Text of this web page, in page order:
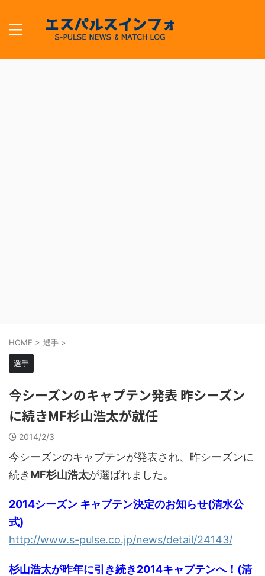
HOME > 選手 >
選手
今シーズンのキャプテン発表 昨シーズン
に続きMF杉山浩太が就任
2014/2/3
今シーズンのキャプテンが発表され、昨シーズンに
続き MF杉山浩太が選ばれました。
2014シーズン キャプテン決定のお知らせ(清水公
式)
http://www.s-pulse.co.jp/news/detail/24143/
杉山浩太が昨年に引き続き2014キャプテンへ！(清